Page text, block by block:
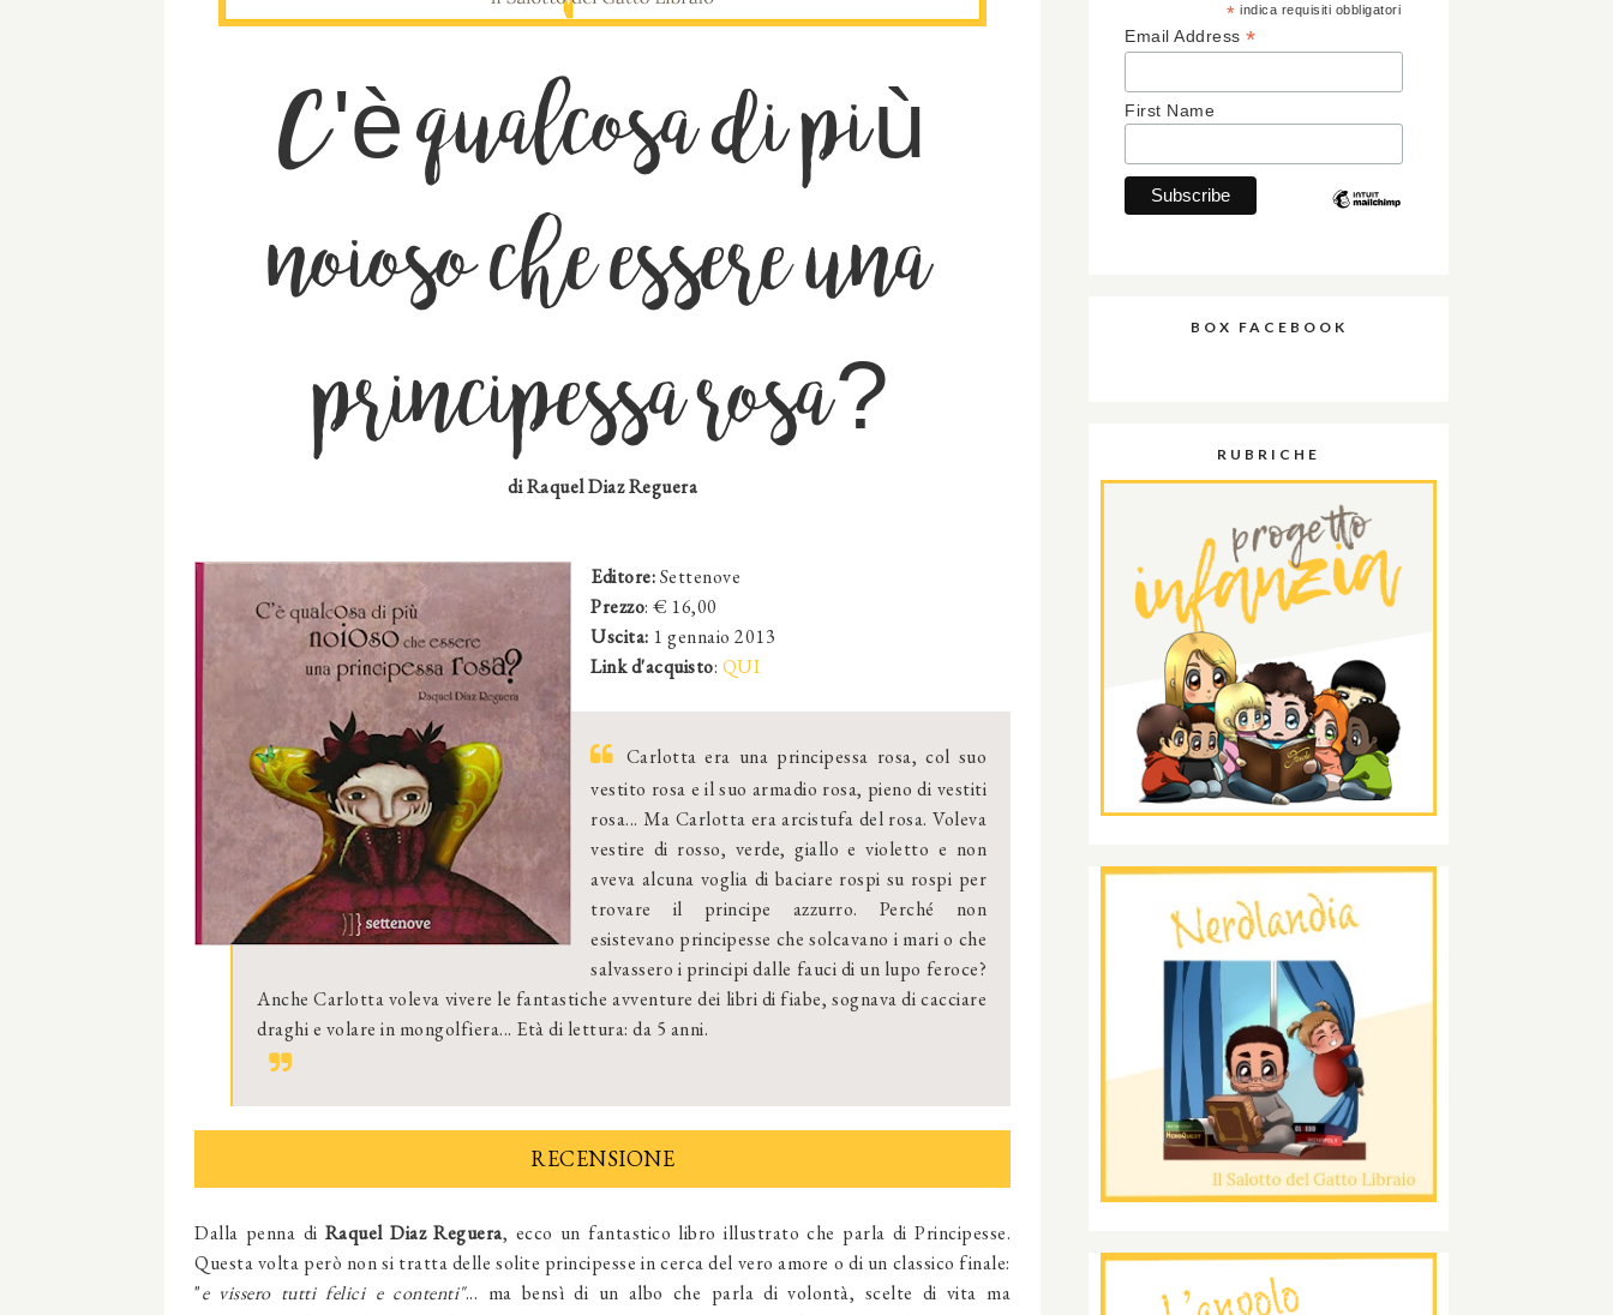
C'è qualcosa di più
noioso che essere una
principessa rosa?
diRaquel Diaz Reguera
Editore:Settenove
Prezzo: € 16,00
Uscita: 1 gennaio 2013
Link d'acquisto: QUI
Carlotta era una principessa rosa, col suo
vestito rosa e il suo armadio rosa, pieno di vestiti
rosa... Ma Carlotta era arcistufa del rosa. Voleva
vestire di rosso, verde, giallo e violetto e non
aveva alcuna voglia di baciare rospi su rospi per
trovare il principe azzurro. Perché non
esistevano principesse che solcavano i mari o che
salvassero i principi dalle fauci di un lupo feroce?
Anche Carlotta voleva vivere le fantastiche avventure dei libri di fiabe, sognava di cacciare
draghi e volare in mongolfiera... Età di lettura: da 5 anni.
RECENSIONE
Dalla penna di Raquel Diaz Reguera, ecco un fantastico libro illustrato che parla di Principesse.
Questa volta però non si tratta delle solite principesse in cerca del vero amore o di un classico finale:
"e vissero tutti felici e contenti"... ma bensì di un albo che parla di volontà, scelte di vita ma
* indica requisiti obbligatori
Email Address *
First Name
BOX FACEBOOK
RUBRICHE